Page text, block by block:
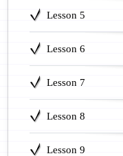
Lesson 5
Lesson 6
Lesson 7
Lesson 8
Lesson 9